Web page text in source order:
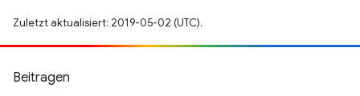
Zuletzt aktualisiert: 2019-05-02 (UTC).
Beitragen